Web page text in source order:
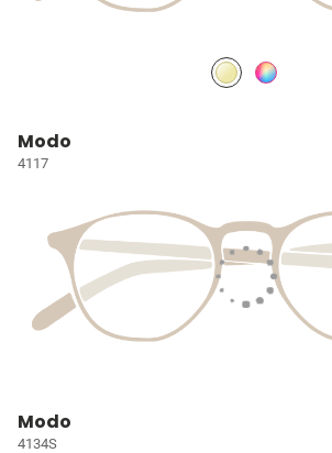
Modo
4117
Modo
4134S